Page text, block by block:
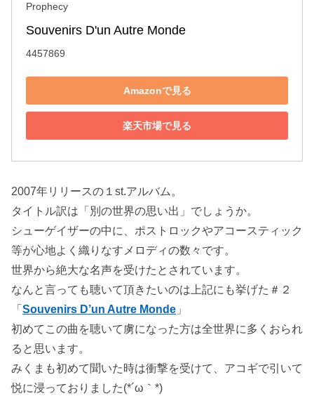
Prophecy
Souvenirs D'un Autre Monde
4457869
Amazonで見る
楽天市場で見る
2007年リリースの１st.アルバム。
タイトル訳は「別の世界の思い出」でしょうか。
シューゲイザーの中に、ポストロックやアコースティック
等が心地よく織りなすメロディの数々です。
世界から絶大な名声を受けたとされています。
なんと言っても聴いて頂きたいのは上記にも挙げた＃２
「 Souvenirs D’un Autre Monde 」
初めてこの曲を聴いて虜になった方は全世界に多くおられ
ると思います。
みくまも初めて聞いた時は衝撃を受けて、アコギで引いて
悦に浸っておりました(*´ω｀*)